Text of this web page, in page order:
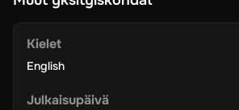
Julkaisupäivä
Kielet
English